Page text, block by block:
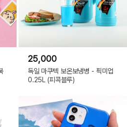
25,000
독일 마쿠텍 보온보냉병 - 픽미업
0.25L (피콕블루)